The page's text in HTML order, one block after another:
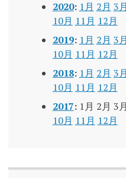
2020: 1月 2月 3月
10月 11月 12月
2019: 1月 2月 3月
10月 11月 12月
2018: 1月 2月 3月
10月 11月 12月
2017: 1月 2月 3月
10月 11月 12月